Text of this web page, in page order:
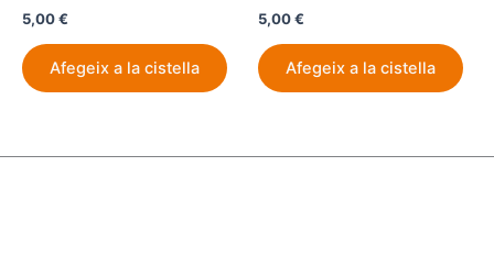
5,00€
Afegeix a la cistella
5,00€
Afegeix a la cistella